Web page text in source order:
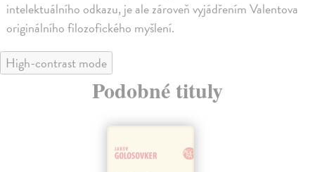
intelektuálního odkazu, je ale zároveň vyjádřením Valentova
originálního filozofického myšlení.
High-contrast mode
Podobné tituly